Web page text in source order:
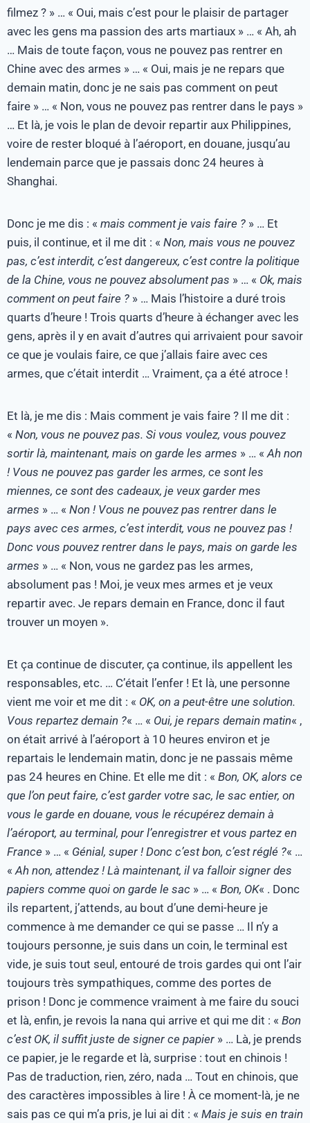
filmez ? » … « Oui, mais c’est pour le plaisir de partager
avec les gens ma passion des arts martiaux » … « Ah, ah
… Mais de toute façon, vous ne pouvez pas rentrer en
Chine avec des armes » … « Oui, mais je ne repars que
demain matin, donc je ne sais pas comment on peut
faire » … « Non, vous ne pouvez pas rentrer dans le pays »
… Et là, je vois le plan de devoir repartir aux Philippines,
voire de rester bloqué à l’aéroport, en douane, jusqu’au
lendemain parce que je passais donc 24 heures à
Shanghai.
Donc je me dis : « mais comment je vais faire ? » … Et
puis, il continue, et il me dit : « Non, mais vous ne pouvez
pas, c’est interdit, c’est dangereux, c’est contre la politique
de la Chine, vous ne pouvez absolument pas » … « Ok, mais
comment on peut faire ? » … Mais l’histoire a duré trois
quarts d’heure ! Trois quarts d’heure à échanger avec les
gens, après il y en avait d’autres qui arrivaient pour savoir
ce que je voulais faire, ce que j’allais faire avec ces
armes, que c’était interdit … Vraiment, ça a été atroce !
Et là, je me dis : Mais comment je vais faire ? Il me dit :
« Non, vous ne pouvez pas. Si vous voulez, vous pouvez
sortir là, maintenant, mais on garde les armes » … « Ah non
! Vous ne pouvez pas garder les armes, ce sont les
miennes, ce sont des cadeaux, je veux garder mes
armes » … « Non ! Vous ne pouvez pas rentrer dans le
pays avec ces armes, c’est interdit, vous ne pouvez pas !
Donc vous pouvez rentrer dans le pays, mais on garde les
armes » … « Non, vous ne gardez pas les armes,
absolument pas ! Moi, je veux mes armes et je veux
repartir avec. Je repars demain en France, donc il faut
trouver un moyen ».
Et ça continue de discuter, ça continue, ils appellent les
responsables, etc. … C’était l’enfer ! Et là, une personne
vient me voir et me dit : « OK, on a peut-être une solution.
Vous repartez demain ?« … « Oui, je repars demain matin« ,
on était arrivé à l’aéroport à 10 heures environ et je
repartais le lendemain matin, donc je ne passais même
pas 24 heures en Chine. Et elle me dit : « Bon, OK, alors ce
que l’on peut faire, c’est garder votre sac, le sac entier, on
vous le garde en douane, vous le récupérez demain à
l’aéroport, au terminal, pour l’enregistrer et vous partez en
France » … « Génial, super ! Donc c’est bon, c’est réglé ?« …
« Ah non, attendez ! Là maintenant, il va falloir signer des
papiers comme quoi on garde le sac » … « Bon, OK« . Donc
ils repartent, j’attends, au bout d’une demi-heure je
commence à me demander ce qui se passe … Il n’y a
toujours personne, je suis dans un coin, le terminal est
vide, je suis tout seul, entouré de trois gardes qui ont l’air
toujours très sympathiques, comme des portes de
prison ! Donc je commence vraiment à me faire du souci
et là, enfin, je revois la nana qui arrive et qui me dit : « Bon
c’est OK, il suffit juste de signer ce papier » … Là, je prends
ce papier, je le regarde et là, surprise : tout en chinois !
Pas de traduction, rien, zéro, nada … Tout en chinois, que
des caractères impossibles à lire ! À ce moment-là, je ne
sais pas ce qui m’a pris, je lui ai dit : « Mais je suis en train